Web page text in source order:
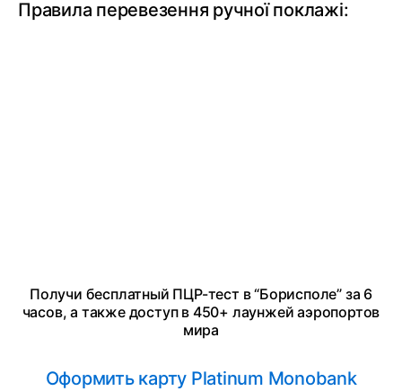
Правила перевезення ручної поклажі:
Получи бесплатный ПЦР-тест в “Борисполе” за 6
часов, а также доступ в 450+ лаунжей аэропортов
мира
Оформить карту Platinum Monobank